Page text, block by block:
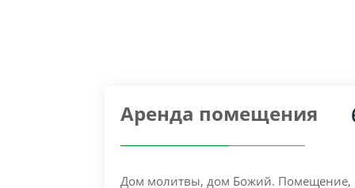
Аренда помещения
Дом молитвы, дом Божий. Помещение,